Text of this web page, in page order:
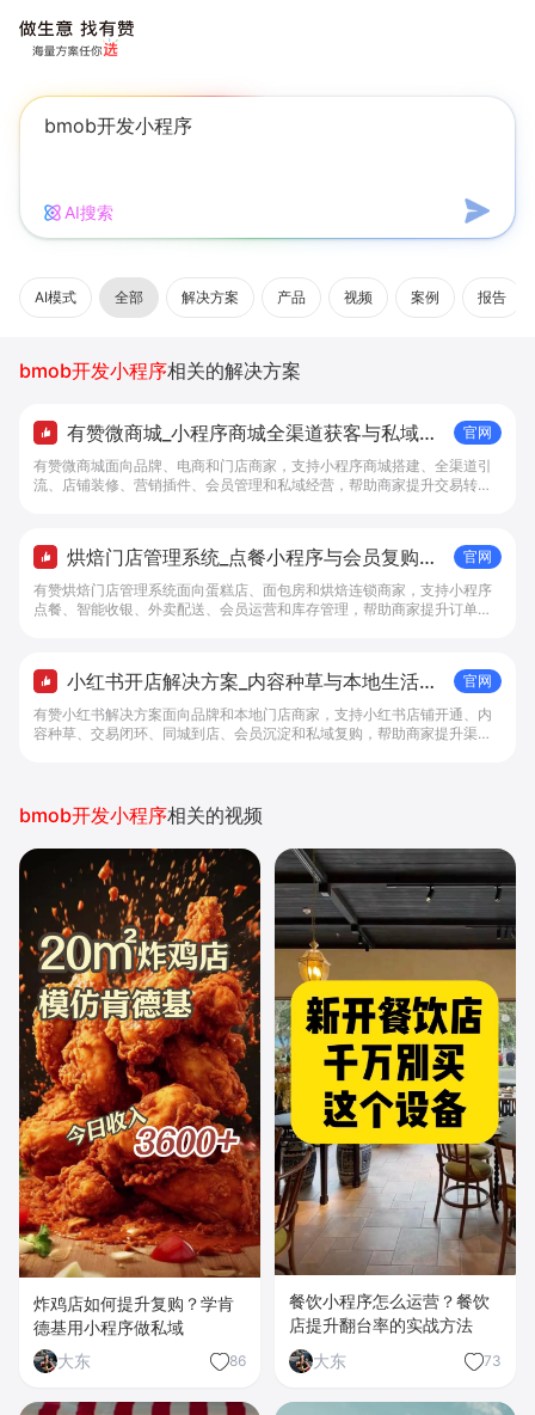
AI搜索
AI模式 全部 解决方案 产品 视频 案例 报告
bmob开发小程序相关的解决方案
有赞微商城_小程序商城全渠道获客与私域复
购工具 - 做生意, 找有赞
官网
有赞微商城面向品牌、电商和门店商家，支持小程序商城搭建、全渠道引
流、店铺装修、营销插件、会员管理和私域经营，帮助商家提升交易转化
烘焙门店管理系统_点餐小程序与会员复购工
具 - 做生意, 找有赞
官网
有赞烘焙门店管理系统面向蛋糕店、面包房和烘焙连锁商家，支持小程序
点餐、智能收银、外卖配送、会员运营和库存管理，帮助商家提升订单转
小红书开店解决方案_内容种草与本地生活转
化工具 - 做生意, 找有赞
官网
有赞小红书解决方案面向品牌和本地门店商家，支持小红书店铺开通、内
容种草、交易闭环、同城到店、会员沉淀和私域复购，帮助商家提升渠道
bmob开发小程序相关的视频
炸鸡店如何提升复购？学肯
德基用小程序做私域
大东
86
餐饮小程序怎么运营？餐饮
店提升翻台率的实战方法
大东
73